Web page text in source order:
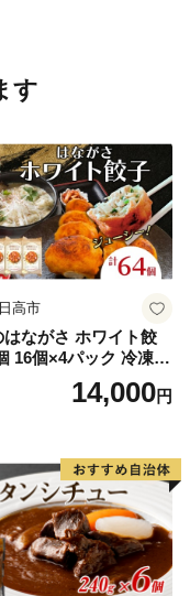
す
高市
はながさ ホワイト餃
16個×4パック 冷凍
心 B級グルメ ご当地
つまみ おかず 簡単調
ト お取り寄せ 日高市
14,000円